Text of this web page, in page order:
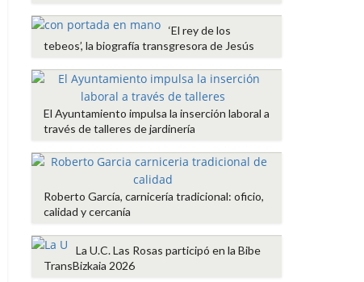
‘El rey de los
tebeos’, la biografía transgresora de Jesús
El Ayuntamiento impulsa la inserción laboral a
través de talleres de jardinería
Roberto García, carnicería tradicional: oficio,
calidad y cercanía
La U.C. Las Rosas participó en la Bibe
TransBizkaia 2026